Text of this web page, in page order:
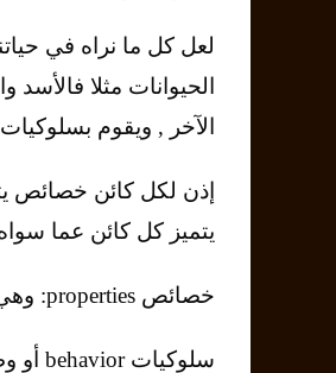
الحيوانات مثلا
الآخر , ويقوم
إذن لكل كائن خصائص
يتميز كل كائن عما
خصائص properties: وهي ما نسميه في البرمجة Data.
سلوكيات behavior أو وظائف يقوم بها: وهي ما نسميه بلغة البرمجة Methods or Functions.